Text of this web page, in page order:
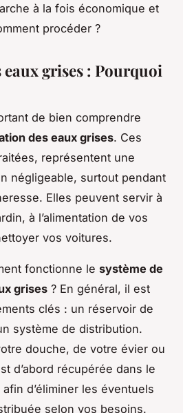
à la fois économique et
procéder ?
grises : Pourquoi
de bien comprendre
des eaux grises. Ces
représentent une
négligeable, surtout pendant
Elles peuvent servir à
à l’alimentation de vos
vos voitures.
fonctionne le système de
grises ? En général, il est
clés : un réservoir de
système de distribution.
douche, de votre évier ou
d’abord récupérée dans le
d’éliminer les éventuels
selon vos besoins.